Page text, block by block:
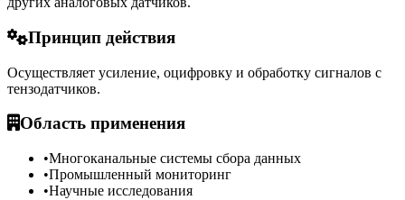
Принцип действия
Осуществляет усиление, оцифровку и обработку сигналов с
тензодатчиков.
Область применения
•Многоканальные системы сбора данных
•Промышленный мониторинг
•Научные исследования